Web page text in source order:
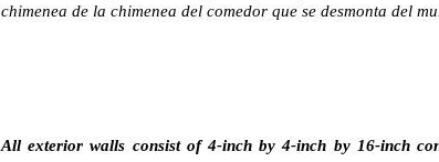
chimenea de la chimenea del comedor que se desmonta del
All exterior walls consist of 4-inch by 4-inch by 16-inch